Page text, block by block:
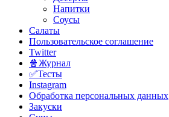
Напитки
Соусы
Салаты
Пользовательское соглашение
Twitter
🍿Журнал
✅Тесты
Instagram
Обработка персональных данных
Закуски